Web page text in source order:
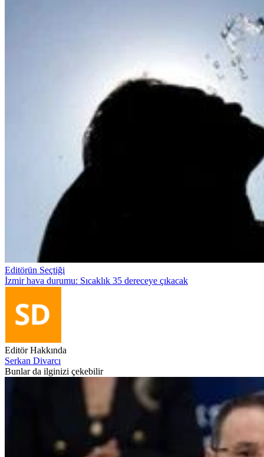
Editörün Seçtiği
İzmir hava durumu: Sıcaklık 35 dereceye çıkacak
Editör Hakkında
Serkan Divarcı
Bunlar da ilginizi çekebilir